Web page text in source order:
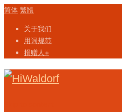
简体 繁體
关于我们
用词规范
捐赠人+